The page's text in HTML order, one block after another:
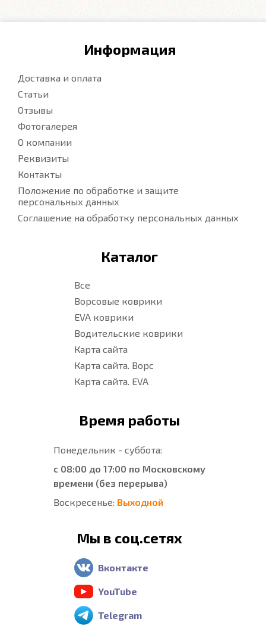
Информация
Доставка и оплата
Статьи
Отзывы
Фотогалерея
О компании
Реквизиты
Контакты
Положение по обработке и защите
персональных данных
Соглашение на обработку персональных данных
Каталог
Все
Ворсовые коврики
EVA коврики
Водительские коврики
Карта сайта
Карта сайта. Ворс
Карта сайта. EVA
Время работы
Понедельник - суббота:
с 08:00 до 17:00 по Московскому
времени (без перерыва)
Воскресенье: Выходной
Мы в соц.сетях
Вконтакте
YouTube
Telegram